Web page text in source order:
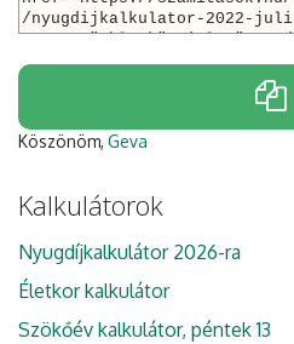
Köszönöm, Geva
Kalkulátorok
Nyugdíjkalkulátor 2026-ra
Életkor kalkulátor
Szökőév kalkulátor, péntek 13